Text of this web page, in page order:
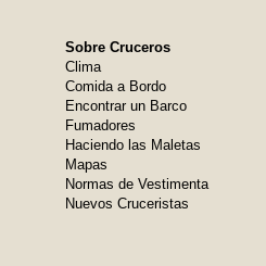
Sobre Cruceros
Clima
Comida a Bordo
Encontrar un Barco
Fumadores
Haciendo las Maletas
Mapas
Normas de Vestimenta
Nuevos Cruceristas